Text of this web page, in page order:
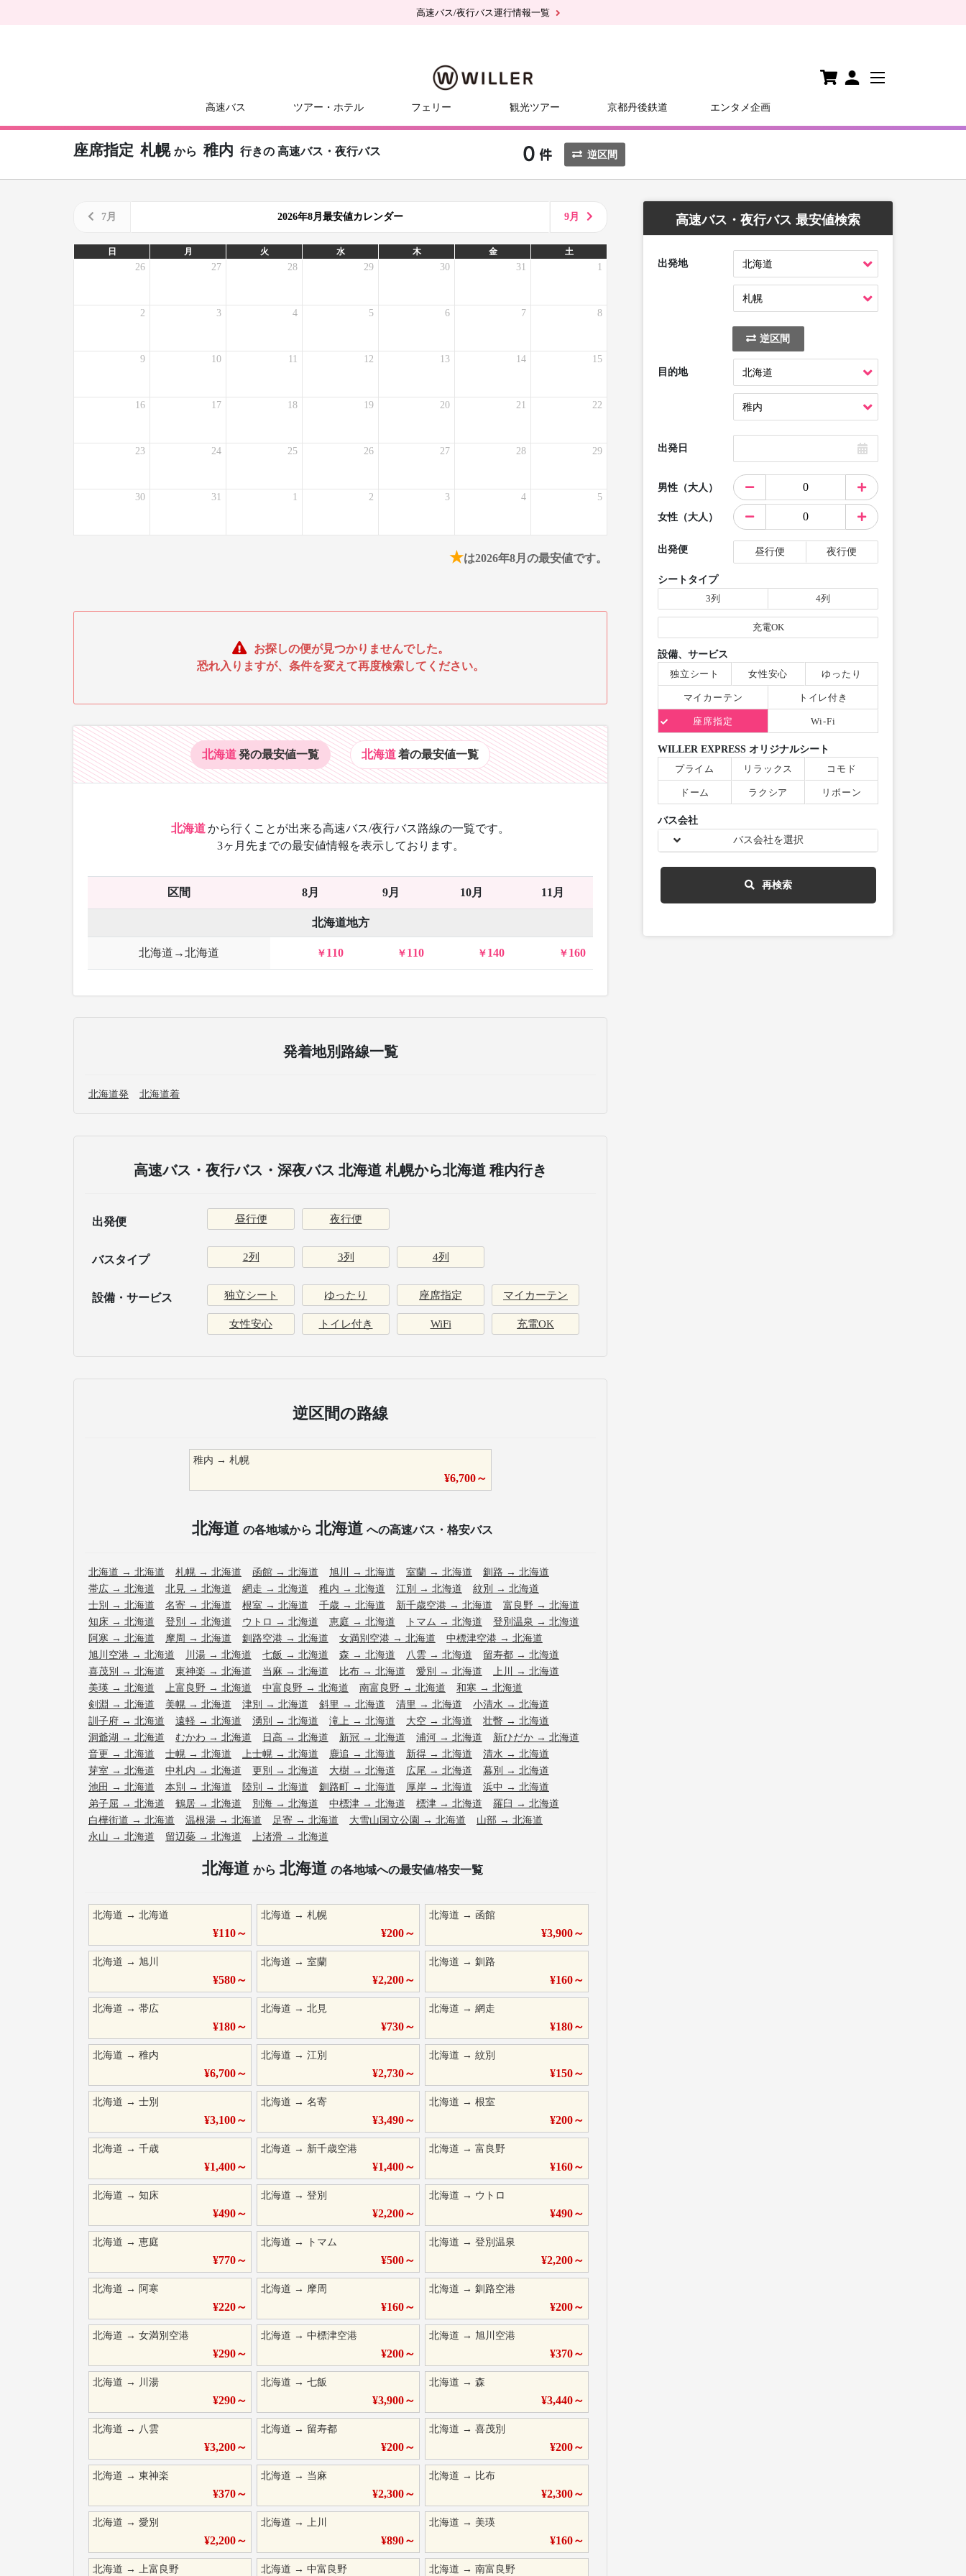
高速バス/夜行バス運行情報一覧
高速バス ツアー・ホテル フェリー 観光ツアー 京都丹後鉄道 エンタメ企画
座席指定 札幌 から 稚内 行きの 高速バス・夜行バス 逆区間
7月 2026年8月最安値カレンダー 9月
日 月 火 水 木 金 土
26 27 28 29 30 31 1
2 3 4 5 6 7 8
9 10 11 12 13 14 15
16 17 18 19 20 21 22
23 24 25 26 27 28 29
30 31 1 2 3 4 5
★は2026年8月の最安値です。
お探しの便が見つかりませんでした。
恐れ入りますが、条件を変えて再度検索してください。
北海道発の最安値一覧 北海道着の最安値一覧
北海道から行くことが出来る高速バス/夜行バス路線の一覧です。
3ヶ月先までの最安値情報を表示しております。
区間 8月 9月 10月 11月
北海道地方
北海道→北海道 110 110 140 160
発着地別路線一覧
北海道発 北海道着
高速バス・夜行バス・深夜バス 北海道 札幌から北海道 稚内行き
出発便 昼行便 夜行便
バスタイプ 2列 3列 4列
設備・サービス 独立シート ゆったり 座席指定 マイカーテン
女性安心 トイレ付き WiFi 充電OK
逆区間の路線
稚内 →札幌
¥6,700～
北海道 の各地域から 北海道 への高速バス・格安バス
北海道 → 北海道 札幌 → 北海道 函館 → 北海道 旭川 → 北海道 室蘭 → 北海道 釧路 → 北海道
帯広 → 北海道 北見 → 北海道 網走 → 北海道 稚内 → 北海道 江別 → 北海道 紋別 → 北海道
士別 → 北海道 名寄 → 北海道 根室 → 北海道 千歳 → 北海道 新千歳空港 → 北海道 富良野 → 北海道
知床 → 北海道 登別 → 北海道 ウトロ → 北海道 恵庭 → 北海道 トマム → 北海道 登別温泉 → 北海道
阿寒 → 北海道 摩周 → 北海道 釧路空港 → 北海道 女満別空港 → 北海道 中標津空港 → 北海道
旭川空港 → 北海道 川湯 → 北海道 七飯 → 北海道 森 → 北海道 八雲 → 北海道 留寿都 → 北海道
喜茂別 → 北海道 東神楽 → 北海道 当麻 → 北海道 比布 → 北海道 愛別 → 北海道 上川 → 北海道
美瑛 → 北海道 上富良野 → 北海道 中富良野 → 北海道 南富良野 → 北海道 和寒 → 北海道
剣淵 → 北海道 美幌 → 北海道 津別 → 北海道 斜里 → 北海道 清里 → 北海道 小清水 → 北海道
訓子府 → 北海道 遠軽 → 北海道 湧別 → 北海道 滝上 → 北海道 大空 → 北海道 壮瞥 → 北海道
洞爺湖 → 北海道 むかわ → 北海道 日高 → 北海道 新冠 → 北海道 浦河 → 北海道 新ひだか → 北海道
音更 → 北海道 士幌 → 北海道 上士幌 → 北海道 鹿追 → 北海道 新得 → 北海道 清水 → 北海道
芽室 → 北海道 中札内 → 北海道 更別 → 北海道 大樹 → 北海道 広尾 → 北海道 幕別 → 北海道
池田 → 北海道 本別 → 北海道 陸別 → 北海道 釧路町 → 北海道 厚岸 → 北海道 浜中 → 北海道
弟子屈 → 北海道 鶴居 → 北海道 別海 → 北海道 中標津 → 北海道 標津 → 北海道 羅臼 → 北海道
白樺街道 → 北海道 温根湯 → 北海道 足寄 → 北海道 大雪山国立公園 → 北海道 山部 → 北海道
永山 → 北海道 留辺蘂 → 北海道 上渚滑 → 北海道
北海道 から 北海道 の各地域への最安値/格安一覧
北海道 → 北海道
¥110～
北海道 →札幌
¥200～
北海道 → 函館
¥3,900～
北海道 → 旭川
¥580～
北海道 →室蘭
¥2,200～
北海道 →釧路
¥160～
北海道 → 帯広
¥180～
北海道 →北見
¥730～
北海道 →網走
¥180～
北海道 → 稚内
¥6,700～
北海道 →江別
¥2,730～
北海道 →紋別
¥150～
北海道 → 士別
¥3,100～
北海道 →名寄
¥3,490～
北海道 →根室
¥200～
北海道 → 千歳
¥1,400～
北海道 → 新千歳空港
¥1,400～
北海道 →富良野
¥160～
北海道 → 知床
¥490～
北海道 →登別
¥2,200～
北海道 → ウトロ
¥490～
北海道 → 恵庭
¥770～
北海道 → トマム
¥500～
北海道 →登別温泉
¥2,200～
北海道 → 阿寒
¥220～
北海道 → 摩周
¥160～
北海道 →釧路空港
¥200～
北海道 → 女満別空港
¥290～
北海道 →中標津空港
¥200～
北海道 →旭川空港
¥370～
北海道 → 川湯
¥290～
北海道 →七飯
¥3,900～
北海道 →森
¥3,440～
北海道 → 八雲
¥3,200～
北海道 → 留寿都
¥200～
北海道 →喜茂別
¥200～
北海道 → 東神楽
¥370～
北海道 → 当麻
¥2,300～
北海道 → 比布
¥2,300～
北海道 → 愛別
¥2,200～
北海道 →上川
¥890～
北海道 → 美瑛
¥160～
北海道 → 上富良野 北海道 →中富良野 北海道 →南富良野
高速バス・夜行バス 最安値検索
出発地
逆区間
目的地
出発日
男性（大人）
女性（大人）
出発便 昼行便 夜行便
シートタイプ
3列
4列
充電OK
設備、サービス
独立シート
女性安心 ゆったり
マイカーテン トイレ付き
座席指定 Wi-Fi
WILLER EXPRESS オリジナルシート
プライム
リラックス コモド
ドーム ラクシア リボーン
バス会社
バス会社を選択
再検索